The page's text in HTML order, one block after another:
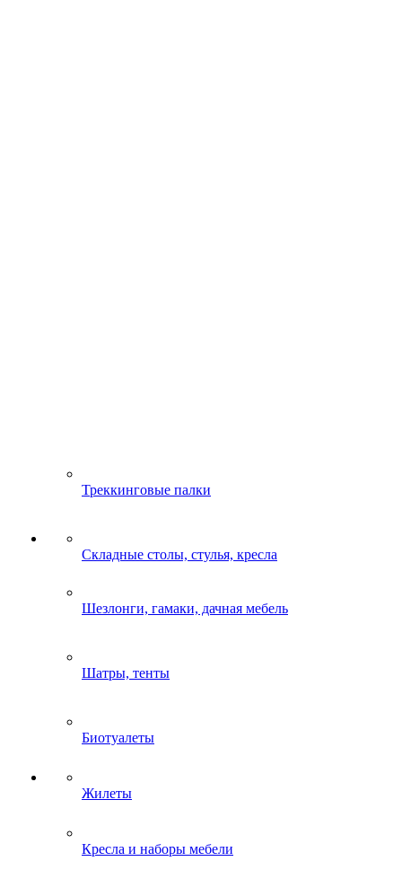
Треккинговые палки
Складные столы, стулья, кресла
Шезлонги, гамаки, дачная мебель
Шатры, тенты
Биотуалеты
Жилеты
Кресла и наборы мебели